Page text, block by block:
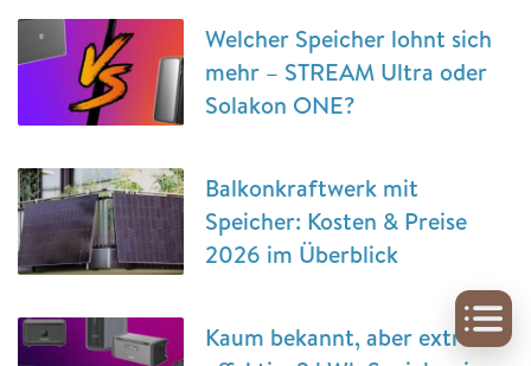
Welcher Speicher lohnt sich
mehr – STREAM Ultra oder
Solakon ONE?
Balkonkraftwerk mit
Speicher: Kosten & Preise
2026 im Überblick
Kaum bekannt, aber extrem